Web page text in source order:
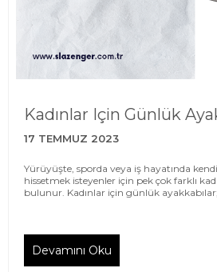
Kadınlar Için Günlük
17 TEMMUZ 2023
Yürüyüşte, sporda veya iş hayatında
hissetmek isteyenler için pek çok farklı
bulunur. Kadınlar için günlük ayakkabılar;
Devamını Oku